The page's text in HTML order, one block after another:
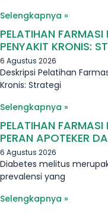
Selengkapnya »
PELATIHAN
PENYAKIT KRONIS:
6 Agustus 2026
Deskripsi Pelatihan
Kronis: Strategi
Selengkapnya »
PELATIHAN FARMASI
PERAN APOTEKER
6 Agustus 2026
Diabetes melitus
prevalensi yang
Selengkapnya »